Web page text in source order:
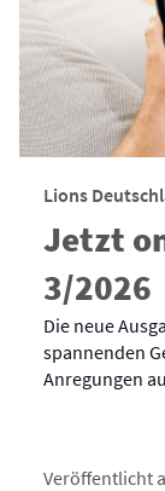
Lions
Jetzt
3/2026
Die neue
spannenden
Anregungen
Veröffentlicht